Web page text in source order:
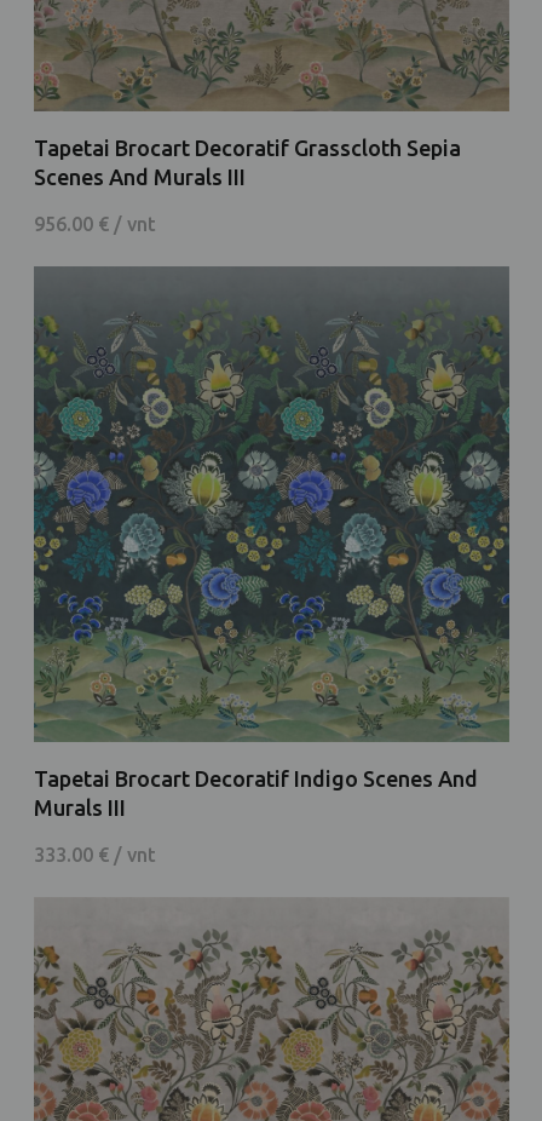
Tapetai Brocart Decoratif Grasscloth Sepia
Scenes And Murals III
956.00 € / vnt
Tapetai Brocart Decoratif Indigo Scenes And
Murals III
333.00 € / vnt